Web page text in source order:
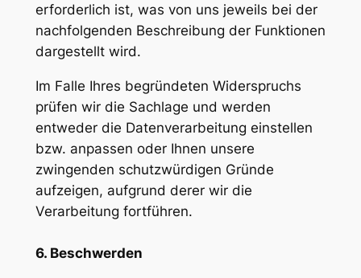
erforderlich ist, was von uns jeweils bei der
nachfolgenden Beschreibung der Funktionen
dargestellt wird.
Im Falle Ihres begründeten Widerspruchs
prüfen wir die Sachlage und werden
entweder die Datenverarbeitung einstellen
bzw. anpassen oder Ihnen unsere
zwingenden schutzwürdigen Gründe
aufzeigen, aufgrund derer wir die
Verarbeitung fortführen.
6. Beschwerden